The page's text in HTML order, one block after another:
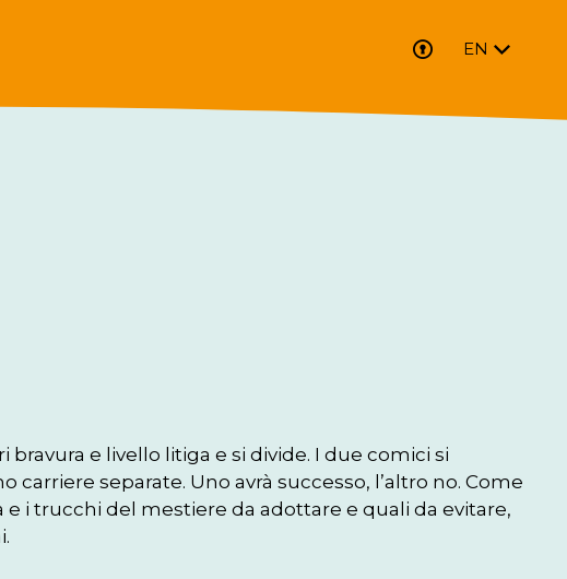
EN
e livello litiga e si divide. I due comici si
separate. Uno avrà successo, l’altro no. Come
i trucchi del mestiere da adottare e quali da evitare,